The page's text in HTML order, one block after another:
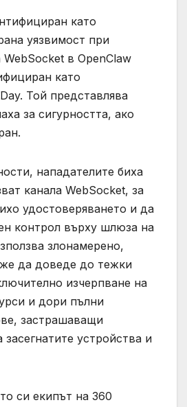
като
уязвимост при
в OpenClaw
като
Той представлява
за сигурността, ако
нападателите биха
канала WebSocket, за
удостоверяването и да
контрол върху шлюза на
злонамерено,
да доведе до тежки
изчерпване на
и дори пълни
застрашаващи
засегнатите устройства и
си екипът на 360